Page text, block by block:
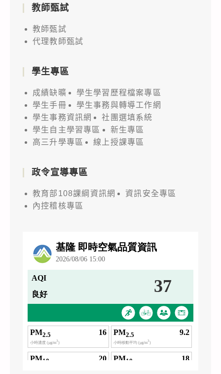
教師甄試
教師甄試
代理教師甄試
學生專區
成績缺曠
學生學習歷程檔案專區
學生手冊
學生事務與轉導工作網
學生事務資訊網
社團選填系統
學生自主學習專區
新生專區
高三升學專區
線上授課專區
政令宣導專區
教育部108課綱資訊網
資訊安全專區
內控稽核專區